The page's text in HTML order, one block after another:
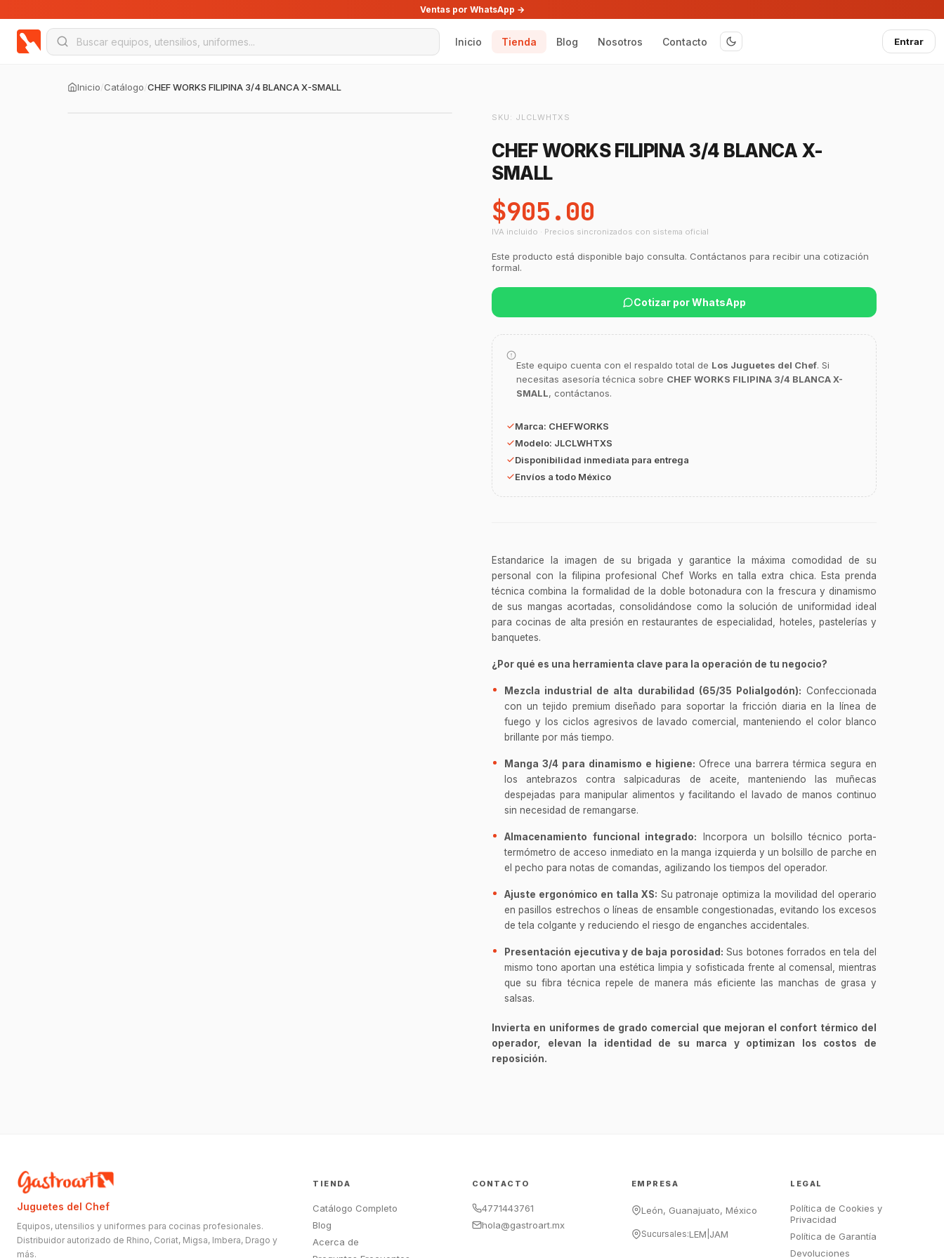
Ventas por WhatsApp →
Inicio Tienda Blog Nosotros Contacto Entrar
Inicio/Catálogo/CHEF WORKS FILIPINA 3/4 BLANCA X-SMALL
SKU: JLCLWHTXS
CHEF WORKS FILIPINA 3/4 BLANCA X-
SMALL
$905.00
IVA incluido · Precios sincronizados con sistema oficial
Este producto está disponible bajo consulta. Contáctanos para recibir una cotización
formal.
Cotizar por WhatsApp
Este equipo cuenta con el respaldo total de Los Juguetes del Chef. Si
necesitas asesoría técnica sobre CHEF WORKS FILIPINA 3/4 BLANCA X-
SMALL, contáctanos.
Marca: CHEFWORKS
Modelo: JLCLWHTXS
Disponibilidad inmediata para entrega
Envíos a todo México
Estandarice la imagen de su brigada y garantice la máxima comodidad de su
personal con la filipina profesional Chef Works en talla extra chica. Esta prenda
técnica combina la formalidad de la doble botonadura con la frescura y dinamismo
de sus mangas acortadas, consolidándose como la solución de uniformidad ideal
para cocinas de alta presión en restaurantes de especialidad, hoteles, pastelerías y
banquetes.
¿Por qué es una herramienta clave para la operación de tu negocio?
Mezcla industrial de alta durabilidad (65/35 Polialgodón): Confeccionada
con un tejido premium diseñado para soportar la fricción diaria en la línea de
fuego y los ciclos agresivos de lavado comercial, manteniendo el color blanco
brillante por más tiempo.
Manga 3/4 para dinamismo e higiene: Ofrece una barrera térmica segura en
los antebrazos contra salpicaduras de aceite, manteniendo las muñecas
despejadas para manipular alimentos y facilitando el lavado de manos continuo
sin necesidad de remangarse.
Almacenamiento funcional integrado: Incorpora un bolsillo técnico porta-
termómetro de acceso inmediato en la manga izquierda y un bolsillo de parche en
el pecho para notas de comandas, agilizando los tiempos del operador.
Ajuste ergonómico en talla XS: Su patronaje optimiza la movilidad del operario
en pasillos estrechos o líneas de ensamble congestionadas, evitando los excesos
de tela colgante y reduciendo el riesgo de enganches accidentales.
Presentación ejecutiva y de baja porosidad: Sus botones forrados en tela del
mismo tono aportan una estética limpia y sofisticada frente al comensal, mientras
que su fibra técnica repele de manera más eficiente las manchas de grasa y
salsas.
Invierta en uniformes de grado comercial que mejoran el confort térmico del
operador, elevan la identidad de su marca y optimizan los costos de
reposición.
Métodos de envío y entrega
Ver sucursales y contacto
Juguetes del Chef
Equipos, utensilios y uniformes para cocinas profesionales.
Distribuidor autorizado de Rhino, Coriat, Migsa, Imbera, Drago y
más.
TIENDA
Catálogo Completo
Blog
Acerca de
CONTACTO
4771443761
hola@gastroart.mx
EMPRESA
León, Guanajuato, México
Sucursales:LEM JAM
LEGAL
Política de Cookies y
Privacidad
Política de Garantía
Devoluciones